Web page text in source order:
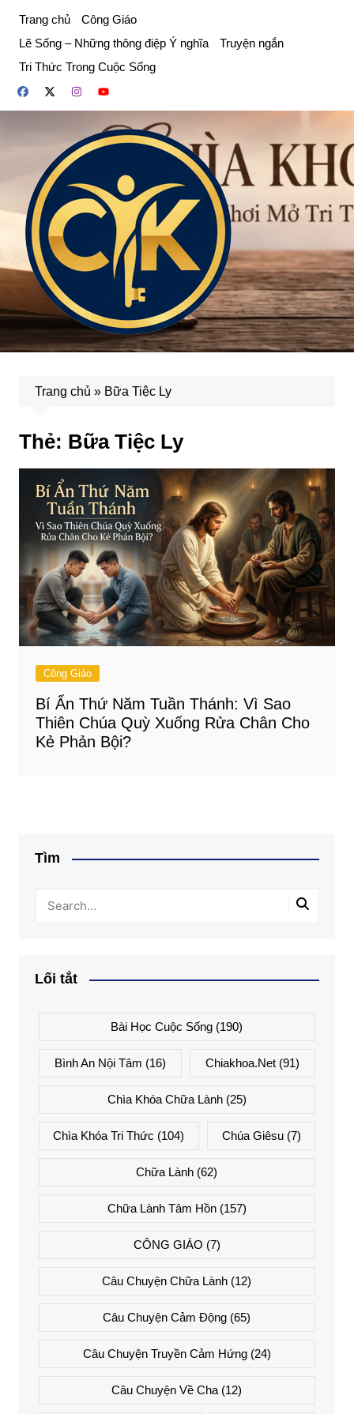
phần
dung
Trang chủ
Công Giáo
Lẽ Sống – Những thông điệp Ý nghĩa
Truyện ngắn
Tri Thức Trong Cuộc Sống
Trang chủ » Bữa Tiệc Ly
Thẻ: Bữa Tiệc Ly
Công Giáo
Bí Ẩn Thứ Năm Tuần Thánh: Vì Sao
Thiên Chúa Quỳ Xuống Rửa Chân Cho
Kẻ Phản Bội?
Tìm
Lối tắt
Bài Học Cuộc Sống (190)
Bình An Nội Tâm (16) Chiakhoa.net (91)
Chìa Khóa Chữa Lành(25)
Chìa Khóa Tri Thức (104) Chúa Giêsu(7)
Chữa Lành (62)
Chữa Lành Tâm Hồn(157)
CÔNG GIÁO (7)
Câu Chuyện Chữa Lành (12)
Câu Chuyện Cảm Động (65)
Câu Chuyện Truyền Cảm Hứng(24)
Câu Chuyện Về Cha (12)